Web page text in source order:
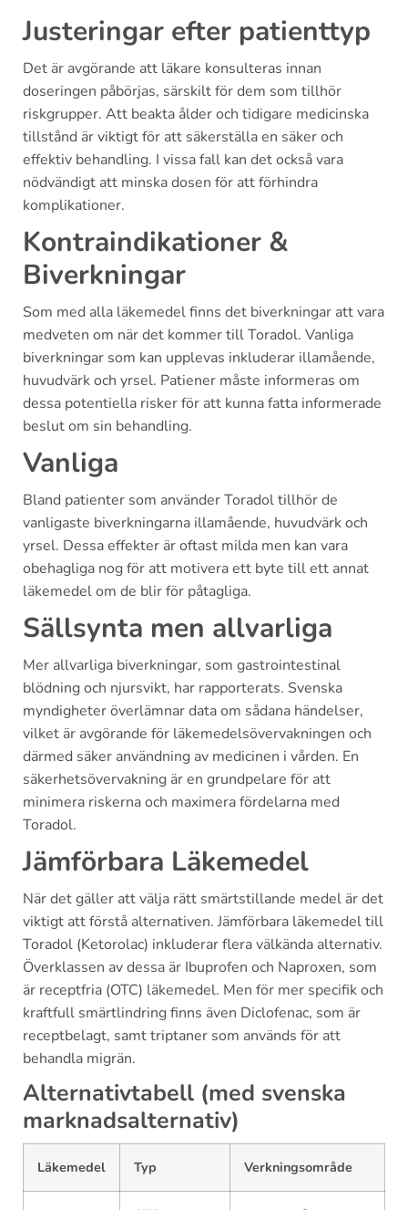
Justeringar efter patienttyp
Det är avgörande att läkare konsulteras innan
doseringen påbörjas, särskilt för dem som tillhör
riskgrupper. Att beakta ålder och tidigare medicinska
tillstånd är viktigt för att säkerställa en säker och
effektiv behandling. I vissa fall kan det också vara
nödvändigt att minska dosen för att förhindra
komplikationer.
Kontraindikationer &
Biverkningar
Som med alla läkemedel finns det biverkningar att vara
medveten om när det kommer till Toradol. Vanliga
biverkningar som kan upplevas inkluderar illamående,
huvudvärk och yrsel. Patiener måste informeras om
dessa potentiella risker för att kunna fatta informerade
beslut om sin behandling.
Vanliga
Bland patienter som använder Toradol tillhör de
vanligaste biverkningarna illamående, huvudvärk och
yrsel. Dessa effekter är oftast milda men kan vara
obehagliga nog för att motivera ett byte till ett annat
läkemedel om de blir för påtagliga.
Sällsynta men allvarliga
Mer allvarliga biverkningar, som gastrointestinal
blödning och njursvikt, har rapporterats. Svenska
myndigheter överlämnar data om sådana händelser,
vilket är avgörande för läkemedelsövervakningen och
därmed säker användning av medicinen i vården. En
säkerhetsövervakning är en grundpelare för att
minimera riskerna och maximera fördelarna med
Toradol.
Jämförbara Läkemedel
När det gäller att välja rätt smärtstillande medel är det
viktigt att förstå alternativen. Jämförbara läkemedel till
Toradol (Ketorolac) inkluderar flera välkända alternativ.
Överklassen av dessa är Ibuprofen och Naproxen, som
är receptfria (OTC) läkemedel. Men för mer specifik och
kraftfull smärtlindring finns även Diclofenac, som är
receptbelagt, samt triptaner som används för att
behandla migrän.
Alternativtabell (med svenska
marknadsalternativ)
Läkemedel Typ Verkningsområde